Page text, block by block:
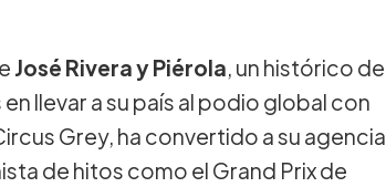
José Rivera y Piérola, un histórico de
llevar a su país al podio global con
Grey, ha convertido a su agencia
de hitos como el Grand Prix de